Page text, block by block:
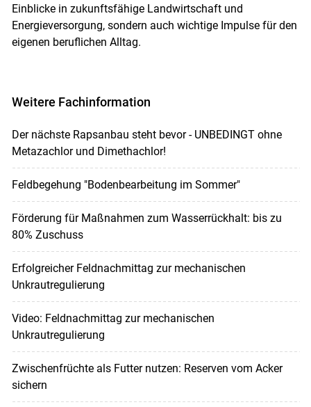
Einblicke in zukunftsfähige Landwirtschaft und
Energieversorgung, sondern auch wichtige Impulse für den
eigenen beruflichen Alltag.
Weitere Fachinformation
Der nächste Rapsanbau steht bevor - UNBEDINGT ohne
Metazachlor und Dimethachlor!
Feldbegehung "Bodenbearbeitung im Sommer"
Förderung für Maßnahmen zum Wasserrückhalt: bis zu
80% Zuschuss
Erfolgreicher Feldnachmittag zur mechanischen
Unkrautregulierung
Video: Feldnachmittag zur mechanischen
Unkrautregulierung
Zwischenfrüchte als Futter nutzen: Reserven vom Acker
sichern